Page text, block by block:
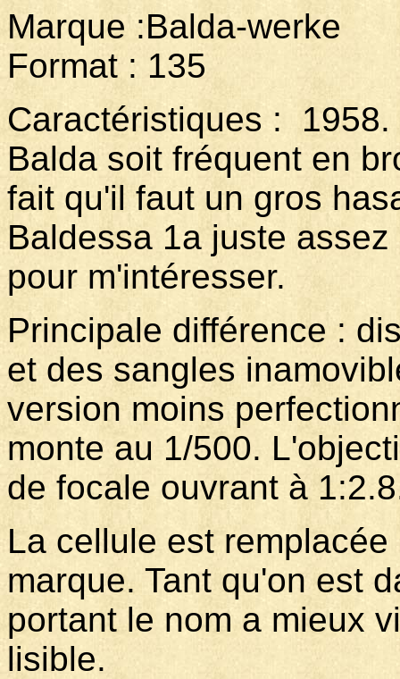
Marque :Balda-
Format : 135
Caractéristiques :
Balda soit fréquent en
fait qu'il faut un gros
Baldessa 1a juste
pour m'intéresser.
Principale différence :
et des sangles
version moins
monte au 1/500.
de focale ouvrant à
La cellule est
marque. Tant qu'on est
portant le nom a mieux
lisible.